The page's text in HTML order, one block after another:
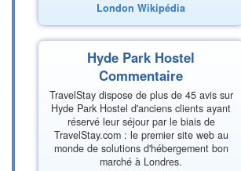
London Wikipédia
Hyde Park Hostel
Commentaire
TravelStay dispose de plus de 45 avis sur
Hyde Park Hostel d'anciens clients ayant
réservé leur séjour par le biais de
TravelStay.com : le premier site web au
monde de solutions d'hébergement bon
marché à Londres.